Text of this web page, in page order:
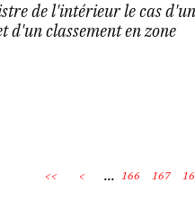
de l'intérieur le cas d'un
classement en zone
<< < ... 166 167